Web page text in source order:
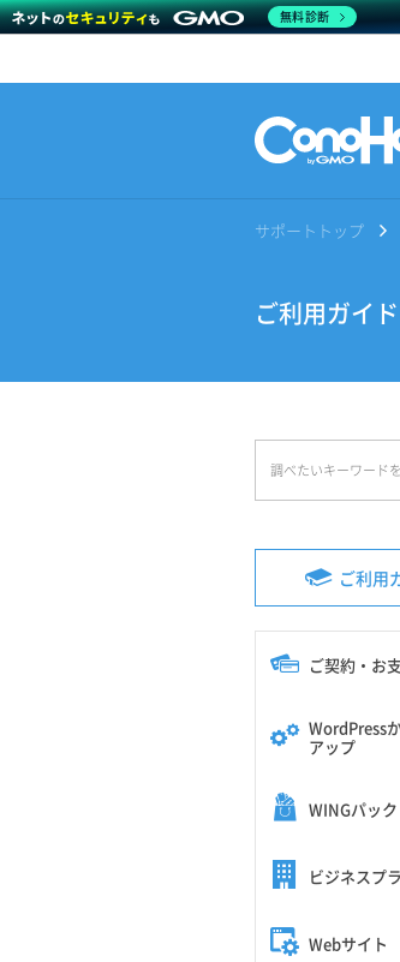
サポートトップ
ご利用ガイド
ご利用
ご契約・お
WordPress
アップ
WINGパック
ビジネスプ
Webサイト
無料診断